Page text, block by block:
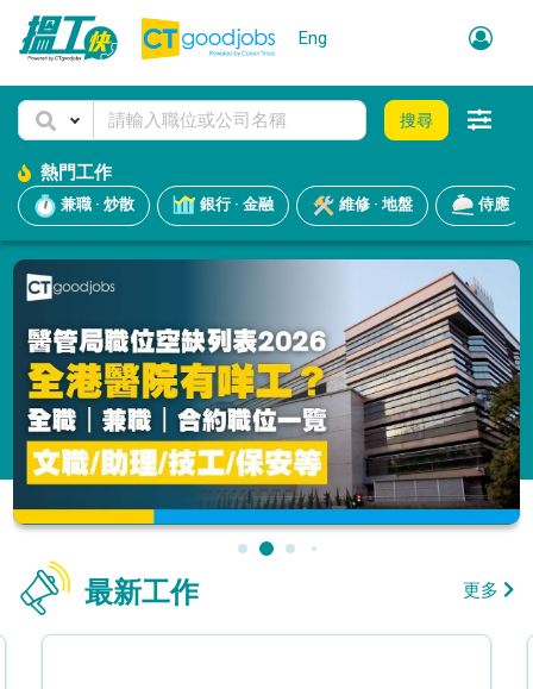
Eng
搜尋
熱門工作
兼職 · 炒散 銀行 · 金融 維修 · 地盤 侍應
最新工作 更多